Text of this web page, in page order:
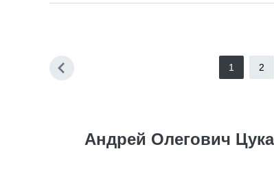
1 2
Андрей Олегович